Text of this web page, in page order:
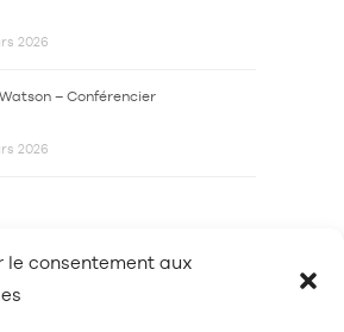
le consentement aux
2026
– Conférencier
2026